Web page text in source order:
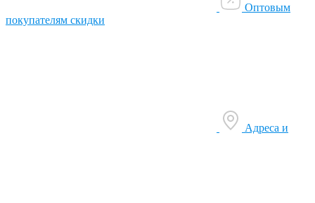
Оптовым
покупателям скидки
Адреса и